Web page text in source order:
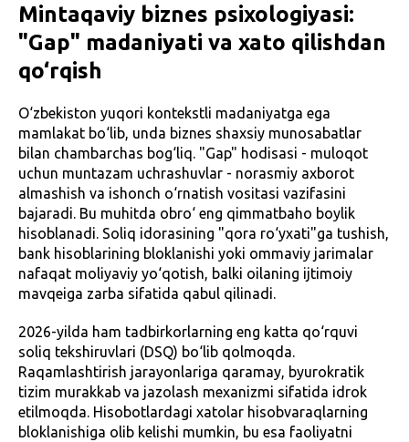
Mintaqaviy biznes psixologiyasi:
"Gap" madaniyati va xato qilishdan
qo‘rqish
O‘zbekiston yuqori kontekstli madaniyatga ega
mamlakat bo‘lib, unda biznes shaxsiy munosabatlar
bilan chambarchas bog‘liq. "Gap" hodisasi - muloqot
uchun muntazam uchrashuvlar - norasmiy axborot
almashish va ishonch o‘rnatish vositasi vazifasini
bajaradi. Bu muhitda obro‘ eng qimmatbaho boylik
hisoblanadi. Soliq idorasining "qora ro‘yxati"ga tushish,
bank hisoblarining bloklanishi yoki ommaviy jarimalar
nafaqat moliyaviy yo‘qotish, balki oilaning ijtimoiy
mavqeiga zarba sifatida qabul qilinadi.
2026-yilda ham tadbirkorlarning eng katta qo‘rquvi
soliq tekshiruvlari (DSQ) bo‘lib qolmoqda.
Raqamlashtirish jarayonlariga qaramay, byurokratik
tizim murakkab va jazolash mexanizmi sifatida idrok
etilmoqda. Hisobotlardagi xatolar hisobvaraqlarning
bloklanishiga olib kelishi mumkin, bu esa faoliyatni